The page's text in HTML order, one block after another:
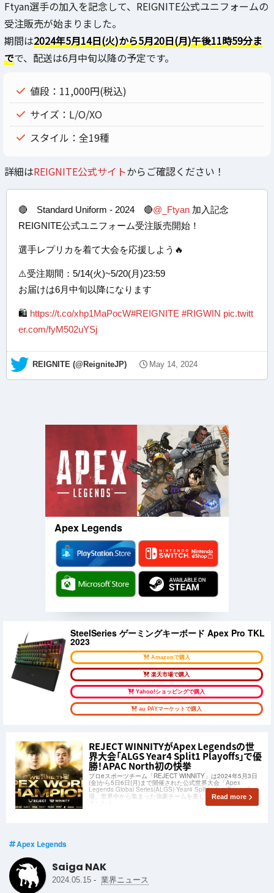
Ftyan選手の加入を記念して、REIGNITE公式ユニフォームの
受注販売が始まりました。
期間は2024年5月14日(火)から5月20日(月)午後11時59分ま
でで、配送は6月中旬以降の予定です。
値段：11,000円(税込)
サイズ：L/O/XO
スタイル：全19種
詳細はREIGNITE公式サイトからご確認ください！
🔴 Standard Uniform - 2024 🔴@_Ftyan 加入記念
REIGNITE公式ユニフォーム受注販売開始！
選手レプリカを着て大会を応援しよう🔥
⚠️受注期間：5/14(火)~5/20(月)23:59
お届けは6月中旬以降になります
🛍️ https://t.co/xhp1MaPocW#REIGNITE #RIGWIN pic.twitt
er.com/fyM502uYSj
— REIGNITE (@ReigniteJP) May 14, 2024
Apex Legends
SteelSeries ゲーミングキーボード Apex Pro TKL
2023
Amazonで購入
楽天市場で購入
Yahoo!ショッピングで購入
au PAYマーケットで購入
REJECT WINNITYがApex Legendsの世
界大会「ALGS Year4 Split1 Playoffs」で優
勝！APAC North初の快挙
プロeスポーツチーム「REJECT WINNITY」は2024年5月3日
(金)から5日6日(月)まで開催された公式世界大会「Apex
Legends Global Series(ALGS) Year4 Split1 playoffs」に出
場。世界中から集まった強豪チームを差し置いて優勝を果たし
Read more
Apex Legends
Saiga NAK
2024.05.15 - 業界ニュース